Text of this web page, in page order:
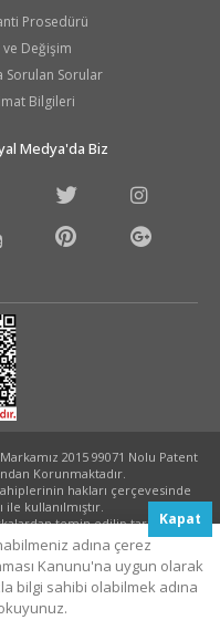
Prosedürü
ve Değişim
Sorulan Sorular
Bilgileri
Medya'da Biz
2015 99071 Nolu Patent
Korunmaktadır.
hakları çerçevesinde
kullanılmıştır.
temin edilip tarafınıza
Kapat
adına çerez
Kanunu'na uygun olarak
bilgi sahibi olabilmek adına